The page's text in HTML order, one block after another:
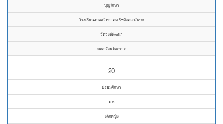
บุญรักษา
โรงเรียนสะตอวิทยาคม รัชมังคลาภิเษก
วัดวงษ์พัฒนา
คณะจังหวัดตราด
20
มัธยมศึกษา
ม.๓
เด็กหญิง